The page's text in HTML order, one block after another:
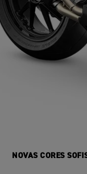
NOVAS CORES